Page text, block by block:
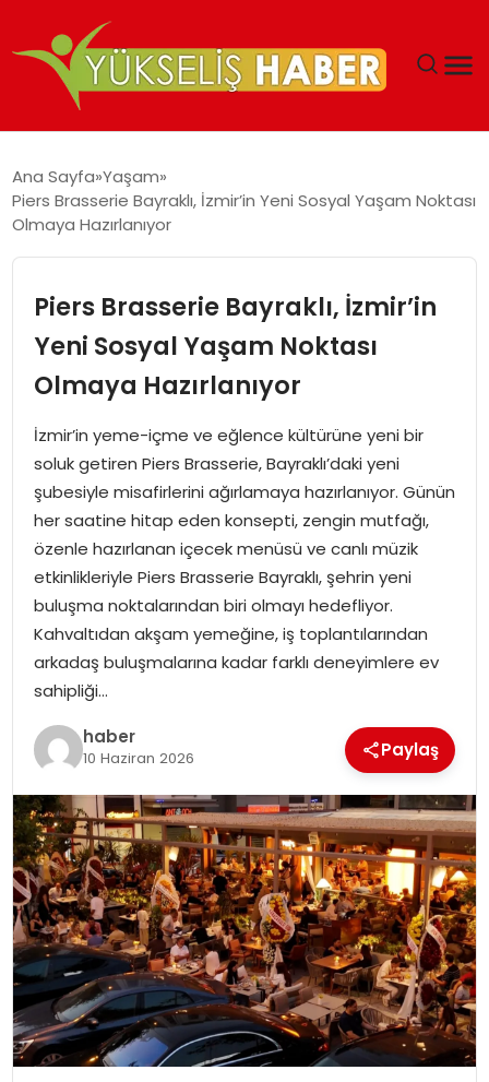
MALIYETLERINI AZALTIYOR’
Ana Sayfa Yaşam
Piers Brasserie Bayraklı, İzmir’in Yeni Sosyal Yaşam Noktası
Olmaya Hazırlanıyor
Piers Brasserie Bayraklı, İzmir’in
Yeni Sosyal Yaşam Noktası
Olmaya Hazırlanıyor
İzmir’in yeme-içme ve eğlence kültürüne yeni bir
soluk getiren Piers Brasserie, Bayraklı’daki yeni
şubesiyle misafirlerini ağırlamaya hazırlanıyor. Günün
her saatine hitap eden konsepti, zengin mutfağı,
özenle hazırlanan içecek menüsü ve canlı müzik
etkinlikleriyle Piers Brasserie Bayraklı, şehrin yeni
buluşma noktalarından biri olmayı hedefliyor.
Kahvaltıdan akşam yemeğine, iş toplantılarından
arkadaş buluşmalarına kadar farklı deneyimlere ev
sahipliği…
haber
10 Haziran 2026 Paylaş